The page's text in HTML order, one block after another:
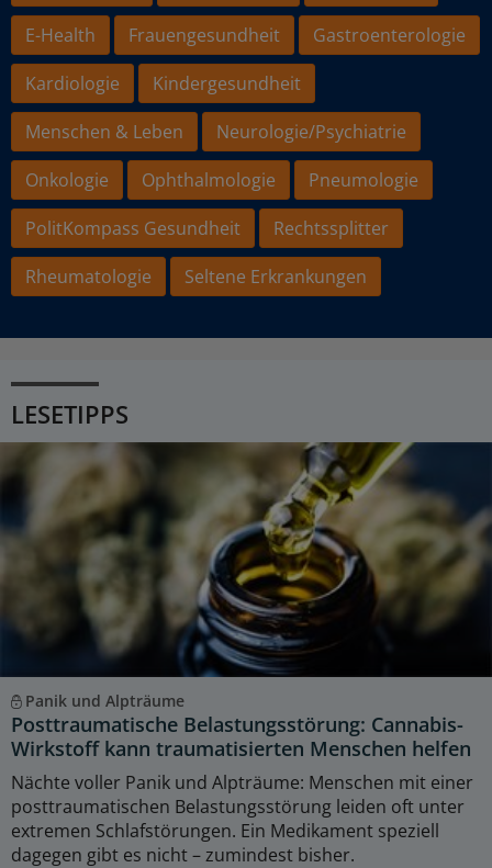
E-Health
Frauengesundheit
Gastroenterologie
Kardiologie
Kindergesundheit
Menschen & Leben
Neurologie/Psychiatrie
Onkologie
Ophthalmologie
Pneumologie
PolitKompass Gesundheit
Rechtssplitter
Rheumatologie
Seltene Erkrankungen
LESETIPPS
Panik und Alpträume
Posttraumatische Belastungsstörung: Cannabis-
Wirkstoff kann traumatisierten Menschen helfen
Nächte voller Panik und Alpträume: Menschen mit einer
posttraumatischen Belastungsstörung leiden oft unter
extremen Schlafstörungen. Ein Medikament speziell
dagegen gibt es nicht – zumindest bisher.